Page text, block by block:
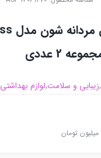
,زیبایی و سلامت,لوازم بهداشتی